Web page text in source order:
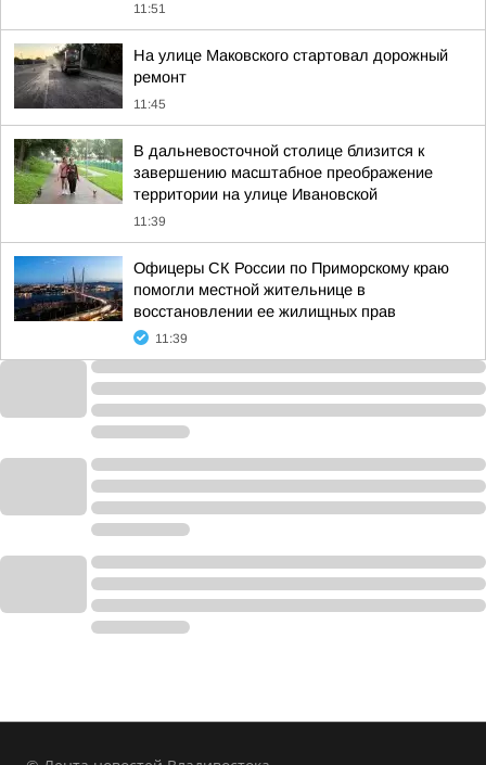
11:51
На улице Маковского стартовал дорожный
ремонт
11:45
В дальневосточной столице близится к
завершению масштабное преображение
территории на улице Ивановской
11:39
Офицеры СК России по Приморскому краю
помогли местной жительнице в
восстановлении ее жилищных прав
11:39